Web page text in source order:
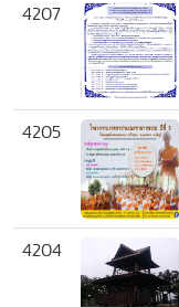
4207
4205
4204